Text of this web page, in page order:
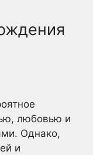
любовью и
Однако,
и